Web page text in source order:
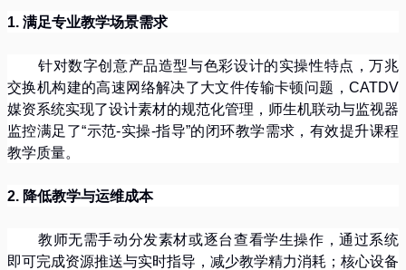
1. 满足专业教学场景需求
针对数字创意产品造型与色彩设计的实操性特点，万兆
交换机构建的高速网络解决了大文件传输卡顿问题， CATDV
媒资系统实现了设计素材的规范化管理，师生机联动与监视器
监控满足了“示范-实操-指导”的闭环教学需求，有效提升课程
教学质量。
2. 降低教学与运维成本
教师无需手动分发素材或逐台查看学生操作，通过系统
即可完成资源推送与实时指导，减少教学精力消耗；核心设备